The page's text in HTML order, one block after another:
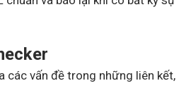
các vấn đề trong những liên kết,